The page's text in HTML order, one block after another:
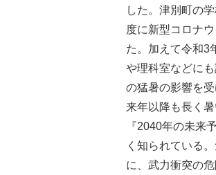
した。津別町の
度に新型コロナ
た。加えて令和3
や理科室などに
の猛暑の影響を受
来年以降も長く
『2040年の未来
く知られている
に、武力衝突の